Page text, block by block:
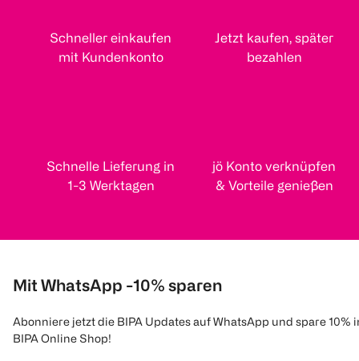
Schneller einkaufen
mit Kundenkonto
Jetzt kaufen, später
bezahlen
Schnelle Lieferung in
1-3 Werktagen
jö Konto verknüpfen
& Vorteile genießen
Mit WhatsApp -10% sparen
Abonniere jetzt die BIPA Updates auf WhatsApp und spare 10%
BIPA Online Shop!